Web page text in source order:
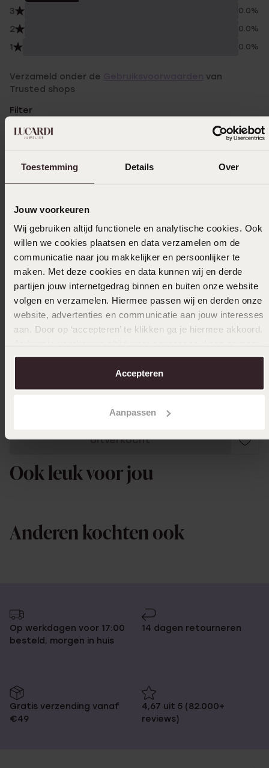
Toestemming Details Over
Jouw voorkeuren
Wij gebruiken altijd functionele en analytische cookies. Ook
willen we cookies plaatsen en data verzamelen om de
communicatie naar jou makkelijker en persoonlijker te
maken. Met deze cookies en data kunnen wij en derde
partijen jouw internetgedrag binnen en buiten onze website
volgen en verzamelen. Hiermee passen wij en derden onze
website, advertenties en communicatie aan jouw interesses
aan. Door op ‘accepteren’ te klikken ga je hiermee akkoord.
over in onscookiebeleid.
Accepteren
Aanpassen
3 0.0%
2 0.0%
1 0.0%
Verzameld onder de
van
Trusted shops
Filter
Mooie horloge
07-06-2024 - G.j L.
04-01-2024 - H v.
Gekochtvoor een dame op leeftijd en zij is
vol lof, cijfers zijn goed zichtbaar en helder
Toon meer
Uitverkocht
Ook leuk voor jou
Anderen kochten ook
Op werkdagen voor 17:00
besteld, morgen in huis
14 dagen retourneren
Gratis verzending vanaf
€49
4,67 uit 5 (82.000+
reviews)